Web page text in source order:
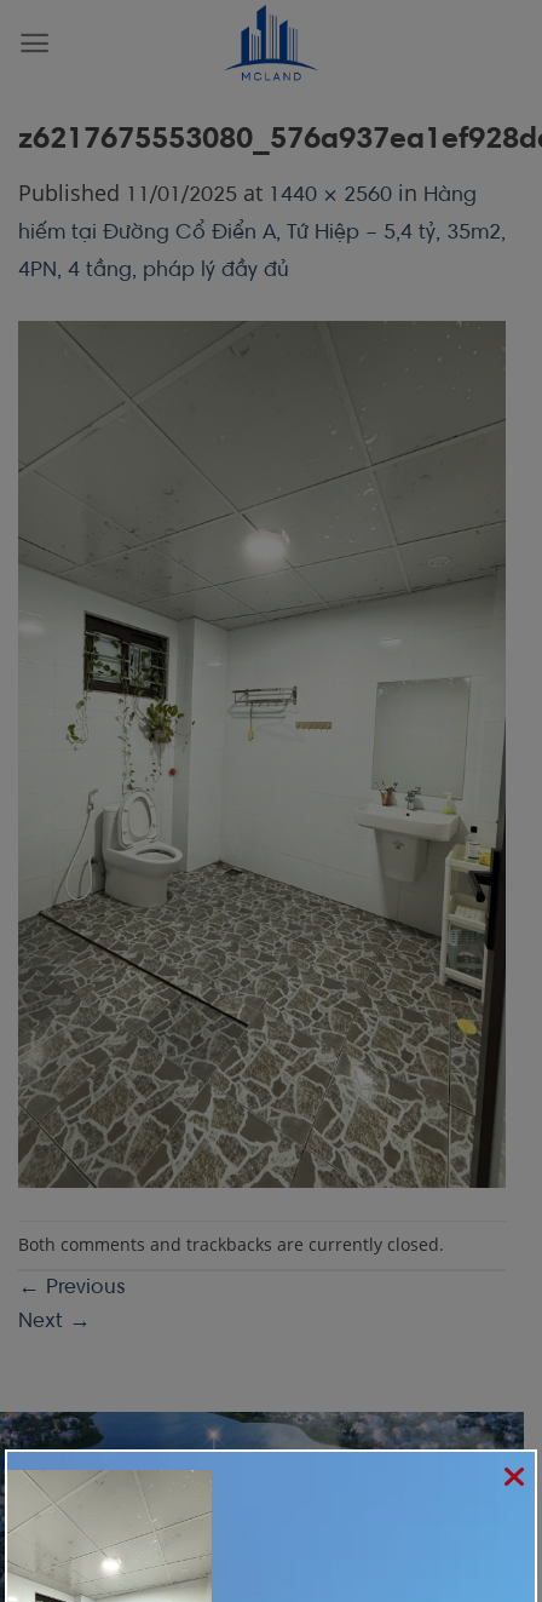
Published
11/01/2025 at 1440 × 2560 in Hàng
hiếm tại Đường Cổ Điển A, Tứ Hiệp – 5,4 tỷ, 35m2,
4PN, 4 tầng, pháp lý đầy đủ
Both comments and trackbacks are currently closed.
← Previous
Next →